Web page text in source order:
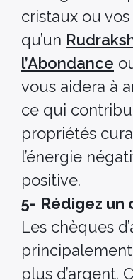
cristaux ou
qu’un
l’Abondance
vous aidera à
ce qui
propriétés
l’énergie
positive.
5- Rédigez un
Les chèques
plus d’argent.